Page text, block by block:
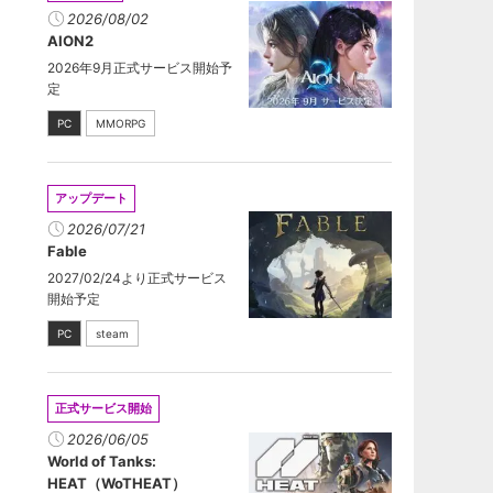
2026/08/02
AION2
2026年9月正式サービス開始予
定
PC MMORPG
アップデート
2026/07/21
Fable
2027/02/24より正式サービス
開始予定
PC steam
正式サービス開始
2026/06/05
World of Tanks:
HEAT（WoTHEAT）